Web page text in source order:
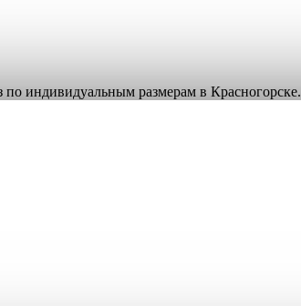
индивидуальным размерам в Красногорске.